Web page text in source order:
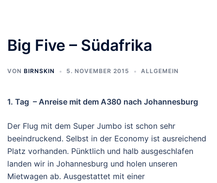
Big Five – Südafrika
VON BIRNSKIN 5. NOVEMBER 2015 ALLGEMEIN
1. Tag – Anreise mit dem A380 nach Johannesburg
Der Flug mit dem Super Jumbo ist schon sehr
beeindruckend. Selbst in der Economy ist ausreichend
Platz vorhanden. Pünktlich und halb ausgeschlafen
landen wir in Johannesburg und holen unseren
Mietwagen ab. Ausgestattet mit einer